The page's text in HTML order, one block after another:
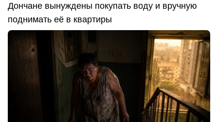
Дончане вынуждены покупать воду и вручную
поднимать её в квартиры